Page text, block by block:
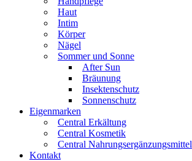
Haut
Intim
Körper
Nägel
Sommer und Sonne
After Sun
Bräunung
Insektenschutz
Sonnenschutz
Eigenmarken
Central Erkältung
Central Kosmetik
Central Nahrungsergänzungsmittel
Kontakt